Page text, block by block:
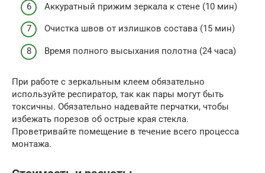
Аккуратный прижим зеркала к стене (10 мин)
Очистка швов от излишков состава (15 мин)
Время полного высыхания полотна (24 часа)
При работе с зеркальным клеем обязательно
используйте респиратор, так как пары могут быть
токсичны. Обязательно надевайте перчатки, чтобы
избежать порезов об острые края стекла.
Проветривайте помещение в течение всего процесса
монтажа.